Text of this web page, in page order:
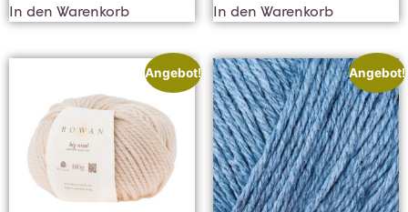
In den Warenkorb In den Warenkorb
Angebot! Angebot!